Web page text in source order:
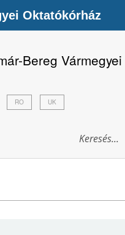
Bereg Vármegyei
RO UK
Oktatókórház